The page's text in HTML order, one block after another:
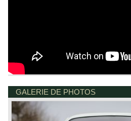
GALERIE DE PHOTOS